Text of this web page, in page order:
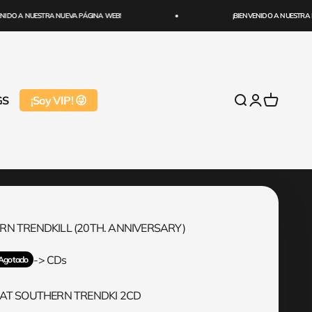
A NUESTRA NUEVA PÁGINA WEB! ¡BIENVENIDO A NUESTRA
¡Soy VIP! 😜 Abrir búsqueda
Abrir página
Abrir
TRENDKILL (20TH. ANNIVERSARY)
-> CDs
SOUTHERN TRENDKI 2CD